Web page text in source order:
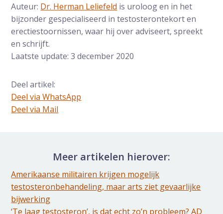
Auteur: Dr. Herman Leliefeld is uroloog en in het
bijzonder gespecialiseerd in testosterontekort en
erectiestoornissen, waar hij over adviseert, spreekt
en schrijft.
Laatste update: 3 december 2020
Deel artikel:
Deel via WhatsApp
Deel dit via Whatsapp
Deel via Mail
Meer artikelen hierover:
Amerikaanse militairen krijgen mogelijk
testosteronbehandeling, maar arts ziet gevaarlijke
bijwerking
‘Te laag testosteron’, is dat echt zo’n probleem? AD